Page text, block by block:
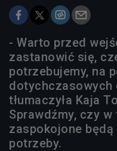
- Warto przed
zastanowić się,
potrzebujemy, na
dotychczasowych
tłumaczyła Kaja
Sprawdźmy, czy
zaspokojone
potrzeby.